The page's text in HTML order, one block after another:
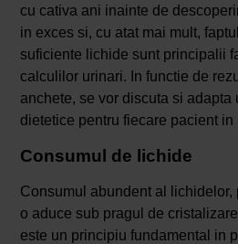
cu cativa ani inainte de
in exces si, cu atat mai mult,
suficiente lichide sunt principalii
calculilor urinari. In functie de
anchete, se vor discuta si adapta
dietetice pentru fiecare pacient in
Consumul de lichide
Consumul abundent al lichidelor,
o aduce sub pragul de
este un principiu fundamental in